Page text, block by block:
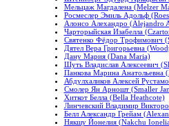
Мельцаж Магдалена (Melzer
Росмеслер Эмиль Адольф
Алонсо Алехандро (Alejandro
Чарторыйская Изабелла
Святенко Фёдор Трофимович
Дятел Вера Григорьевна
Дану Мария (Dana Maria)
Шуть Владислав Алексеевич
Панкова Марина Анатольевна
Абдулхаликов Алексей
Смолер Ян Арношт (Smaller
Хиткот Белла (Bella Heathcote)
Линчевский Владимир
Белл Александр Грейам
Някшу Йонелия (Nakchu